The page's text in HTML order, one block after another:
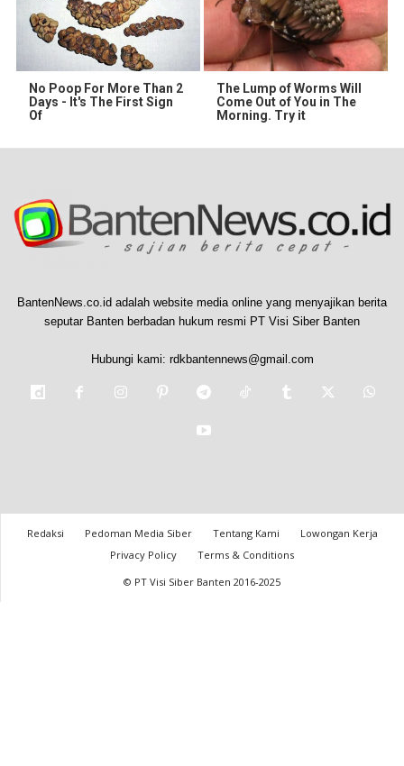
No Poop For More Than 2
Days - It's The First Sign
Of
The Lump of Worms Will
Come Out of You in The
Morning. Try it
BantenNews.co.id adalah website media online yang menyajikan berita
seputar Banten berbadan hukum resmi PT Visi Siber Banten
Hubungi kami: rdkbantennews@gmail.com
Redaksi Pedoman Media Siber Tentang Kami
Lowongan Kerja
Privacy Policy
Terms & Conditions
© PT Visi Siber Banten 2016-2025